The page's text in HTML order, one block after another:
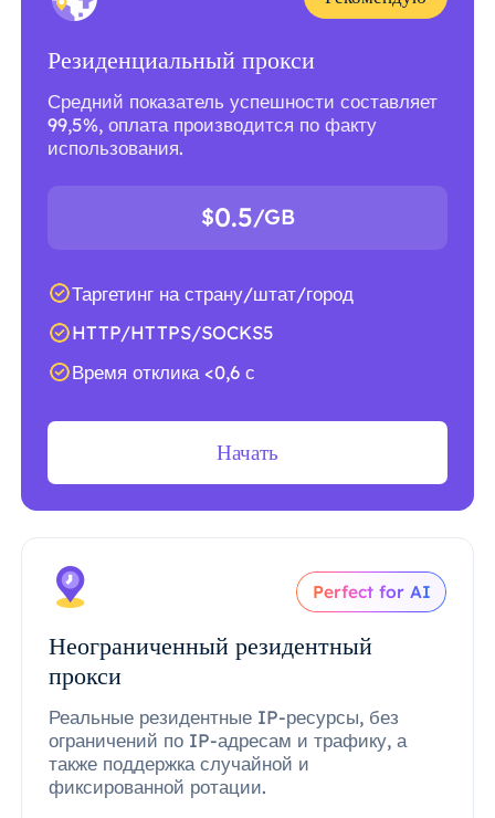
Резиденциальный прокси
Средний показатель успешности составляет
99,5%, оплата производится по факту
использования.
$0.5/GB
Таргетинг на страну/штат/город
HTTP/HTTPS/SOCKS5
Время отклика <0,6 с
Начать
Perfect for AI
Неограниченный резидентный
прокси
Реальные резидентные IP-ресурсы, без
ограничений по IP-адресам и трафику, а
также поддержка случайной и
фиксированной ротации.